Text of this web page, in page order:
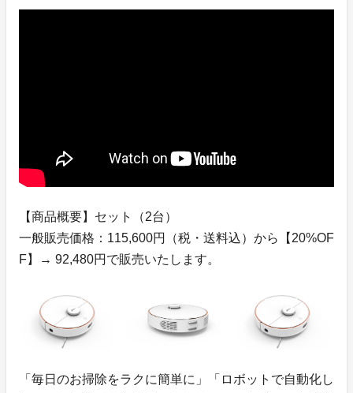
【商品概要】セット（2台）
一般販売価格：115,600円（税・送料込）から【20%OF
F】→ 92,480円で販売いたします。
「毎日のお掃除をラクに簡単に」「ロボットで自動化し